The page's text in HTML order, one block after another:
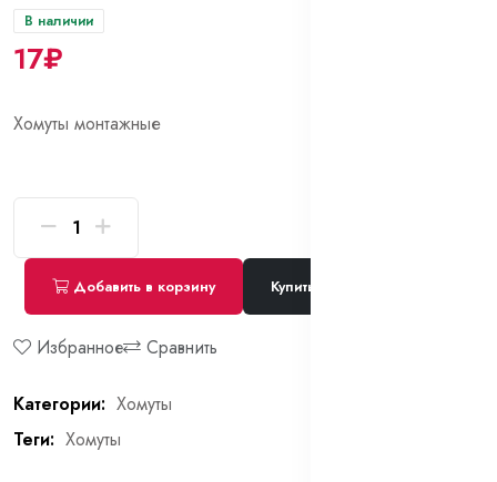
В наличии
17₽
Хомуты монтажные
Добавить в корзину Купить сейчас
Избранное Сравнить
Категории: Хомуты
Теги: Хомуты